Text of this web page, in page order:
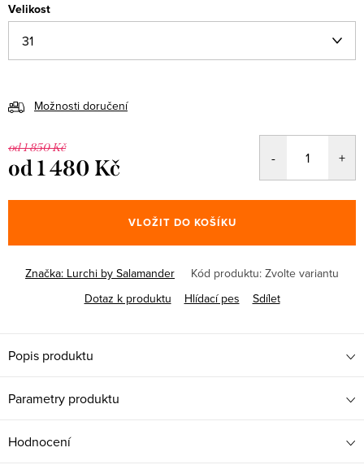
Velikost
Možnosti doručení
od 1 850 Kč
od1 480 Kč
cena:
VLOŽIT DO KOŠÍKU
Značka: Lurchi by Salamander Kód produktu: Zvolte variantu
Dotaz k produktu
Hlídací pes Sdílet
Popis produktu
Parametry produktu
Hodnocení